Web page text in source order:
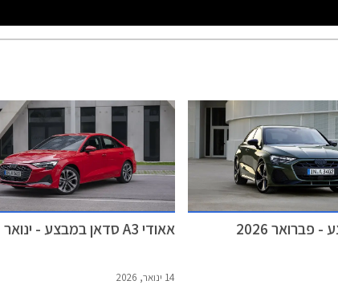
2026 אאודי A3 סדאן במבצע - ינואר 2026
14 ינואר, 2026